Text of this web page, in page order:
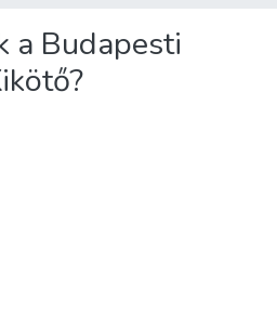
a Budapesti